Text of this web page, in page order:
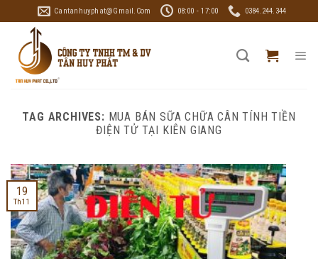
to
content
Cantanhuyphat@gmail.com 08:00 - 17:00 0384.244.344
TAG ARCHIVES: MUA BÁN SỮA CHỮA CÂN TÍNH TIỀN
ĐIỆN TỬ TẠI KIÊN GIANG
19
Th11